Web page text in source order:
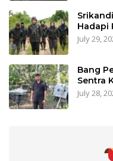
Hadapi
July 29,
Bang
Sentra
July 28,